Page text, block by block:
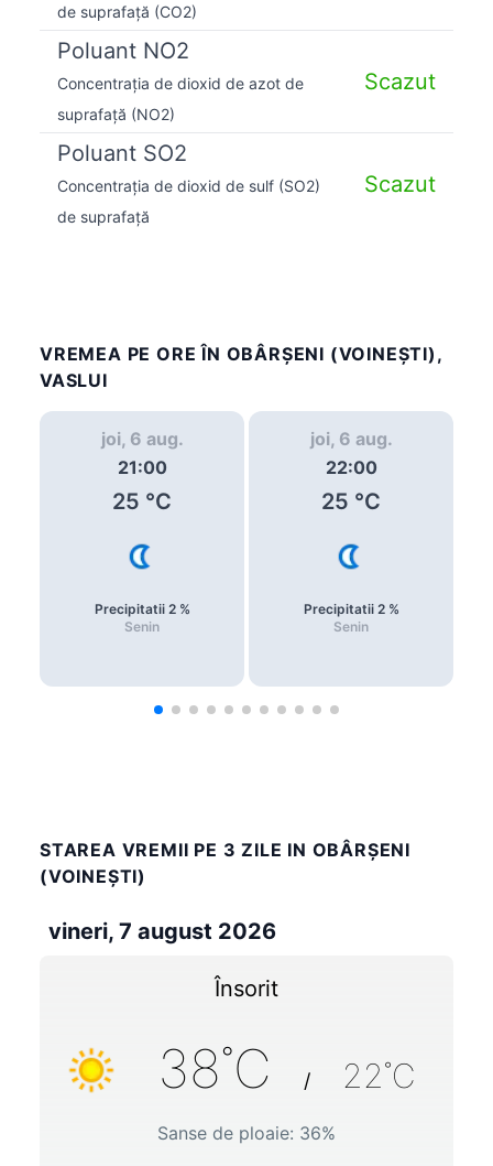
de suprafață (CO2)
Poluant NO2
Concentrația de dioxid de azot de
suprafață (NO2)
Scazut
Poluant SO2
Concentrația de dioxid de sulf (SO2)
de suprafață
Scazut
VREMEA PE ORE ÎN OBÂRŞENI (VOINEŞTI),
VASLUI
joi, 6 aug.
21:00
25 °C
Precipitatii 2%
Senin
joi, 6 aug.
22:00
25 °C
Precipitatii 2%
Senin
STAREA VREMII PE 3 ZILE IN OBÂRŞENI
(VOINEŞTI)
vineri, 7 august 2026
Însorit
38˚C / 22˚C
Sanse de ploaie: 36%